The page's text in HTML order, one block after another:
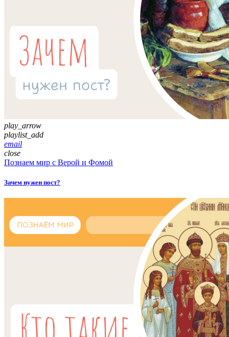
play_arrow
playlist_add
email
close
Познаем мир с Верой и Фомой
Зачем нужен пост?